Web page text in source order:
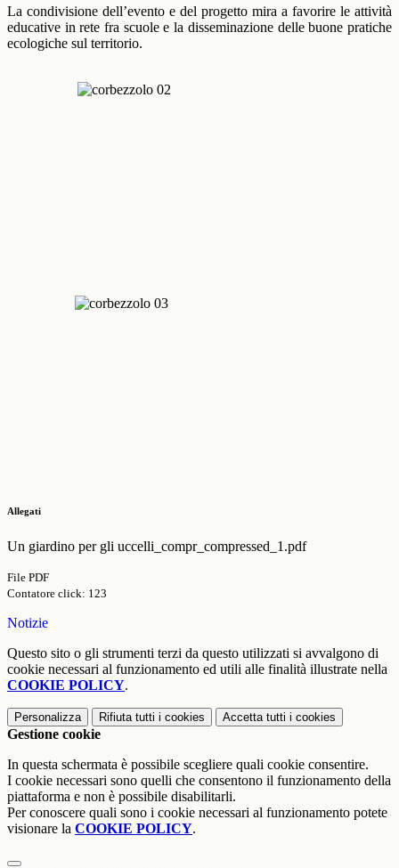
La condivisione dell’evento e del progetto mira a favorire le attività
educative in rete fra scuole e la disseminazione delle buone pratiche
ecologiche sul territorio.
Allegati
Un giardino per gli uccelli_compr_compressed_1.pdf
File PDF
Contatore click: 123
Notizie
Questo sito o gli strumenti terzi da questo utilizzati si avvalgono di
cookie necessari al funzionamento ed utili alle finalità illustrate nella
COOKIE POLICY.
Personalizza Rifiuta tutti i cookies Accetta tutti i cookies
Gestione cookie
In questa schermata è possibile scegliere quali cookie consentire.
I cookie necessari sono quelli che consentono il funzionamento della
piattaforma e non è possibile disabilitarli.
Per conoscere quali sono i cookie necessari al funzionamento potete
visionare la COOKIE POLICY.